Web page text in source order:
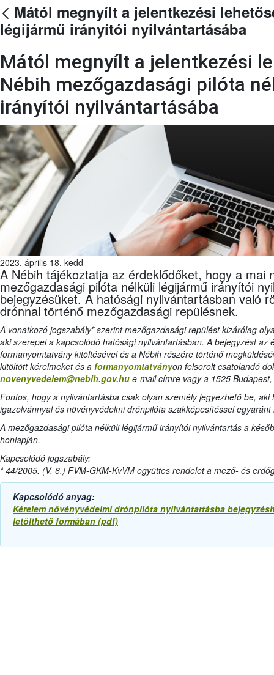
Mától megnyílt a jelentkezési
légijármű irányítói nyilvántartásába
Mától megnyílt a jelentkezési
Nébih mezőgazdasági pilóta
irányítói nyilvántartásába
2023. április 18, kedd
A Nébih tájékoztatja az érdeklődőket, hogy a mai
mezőgazdasági pilóta nélküli légijármű irányítói
bejegyzésüket. A hatósági nyilvántartásban való
drónnal történő mezőgazdasági repülésnek.
A vonatkozó jogszabály* szerint mezőgazdasági repülést kizárólag
aki szerepel a kapcsolódó hatósági nyilvántartásban. A bejegyzést az
formanyomtatvány kitöltésével és a Nébih részére történő
kitöltött kérelmeket és a formanyomtatványon felsorolt csatolandó
novenyvedelem@nebih.gov.hu e-mail címre vagy a 1525
Fontos, hogy a nyilvántartásba csak olyan személy jegyezhető be, aki
igazolvánnyal és növényvédelmi drónpilóta szakképesítéssel egyaránt
A mezőgazdasági pilóta nélküli légijármű irányítói nyilvántartás a
honlapján.
Kapcsolódó jogszabály:
* 44/2005. (V. 6.) FVM-GKM-KvVM együttes rendelet a mező- és
Kapcsolódó anyag:
Kérelem növényvédelmi drónpilóta nyilvántartásba
letölthető formában (pdf)